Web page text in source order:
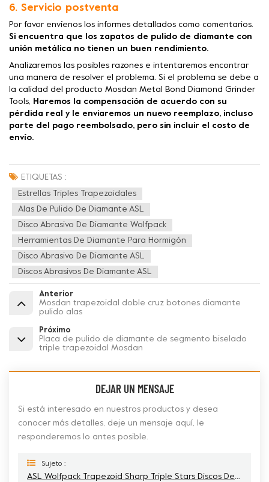
6. Servicio postventa
Por favor envíenos los informes detallados como comentarios.
Si encuentra que los zapatos de pulido de diamante con
unión metálica no tienen un buen rendimiento.
Analizaremos las posibles razones e intentaremos encontrar
una manera de resolver el problema. Si el problema se debe a
la calidad del producto Mosdan Metal Bond Diamond Grinder
Tools, Haremos la compensación de acuerdo con su
pérdida real y le enviaremos un nuevo reemplazo, incluso
parte del pago reembolsado, pero sin incluir el costo de
envío.
ETIQUETAS :
Estrellas Triples Trapezoidales
Alas De Pulido De Diamante ASL
Disco Abrasivo De Diamante Wolfpack
Herramientas De Diamante Para Hormigón
Disco Abrasivo De Diamante ASL
Discos Abrasivos De Diamante ASL
Anterior
Mosdan trapezoidal doble cruz botones diamante
pulido alas
Próximo
Placa de pulido de diamante de segmento biselado
triple trapezoidal Mosdan
DEJAR UN MENSAJE
Si está interesado en nuestros productos y desea
conocer más detalles, deje un mensaje aquí, le
responderemos lo antes posible.
Sujeto :
ASL Wolfpack Trapezoid Sharp Triple Stars Discos De Cuchillas Abrasivas De Diamante